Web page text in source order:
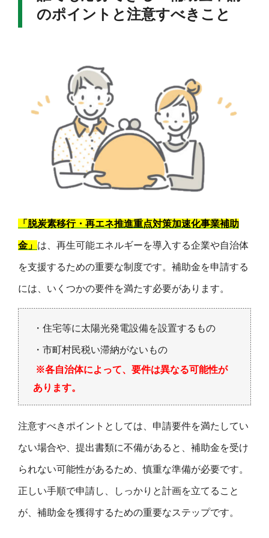
のポイントと注意すべきこと
「脱炭素移行・再エネ推進重点対策加速化事業補助
金」 は、再生可能エネルギーを導入する企業や自治体
を支援するための重要な制度です。補助金を申請する
には、いくつかの要件を満たす必要があります。
・住宅等に太陽光発電設備を設置するもの
・市町村民税い滞納がないもの
※各自治体によって、要件は異なる可能性が
あります。
注意すべきポイントとしては、申請要件を満たしてい
ない場合や、提出書類に不備があると、補助金を受け
られない可能性があるため、慎重な準備が必要です。
正しい手順で申請し、しっかりと計画を立てること
が、補助金を獲得するための重要なステップです。